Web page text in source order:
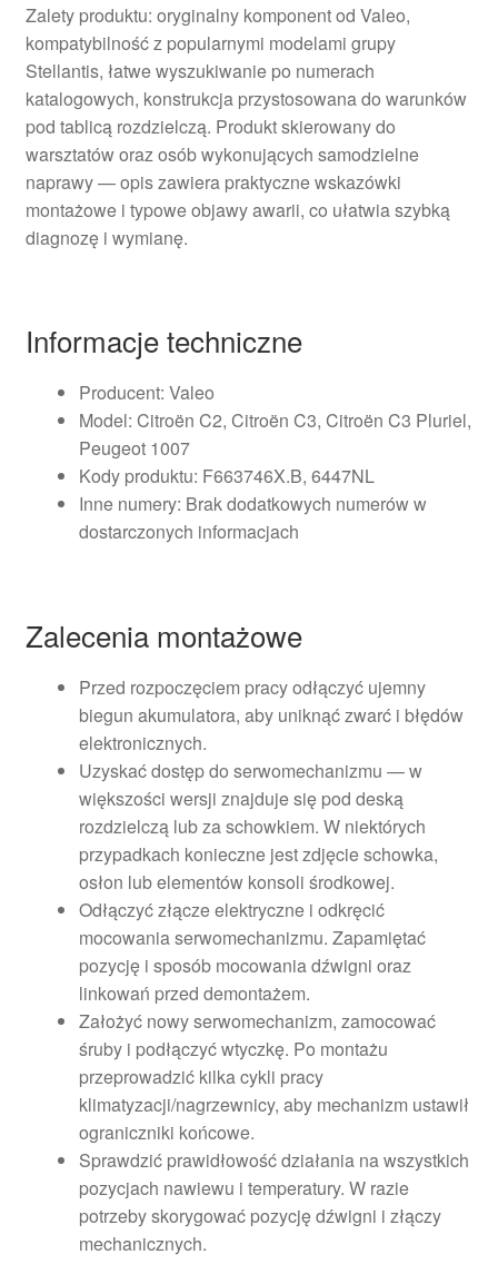
Zalety produktu: oryginalny komponent od Valeo,
kompatybilność z popularnymi modelami grupy
Stellantis, łatwe wyszukiwanie po numerach
katalogowych, konstrukcja przystosowana do warunków
pod tablicą rozdzielczą. Produkt skierowany do
warsztatów oraz osób wykonujących samodzielne
naprawy — opis zawiera praktyczne wskazówki
montażowe i typowe objawy awarii, co ułatwia szybką
diagnozę i wymianę.
Informacje techniczne
Producent: Valeo
Model: Citroën C2, Citroën C3, Citroën C3 Pluriel,
Peugeot 1007
Kody produktu: F663746X.B, 6447NL
Inne numery: Brak dodatkowych numerów w
dostarczonych informacjach
Zalecenia montażowe
Przed rozpoczęciem pracy odłączyć ujemny
biegun akumulatora, aby uniknąć zwarć i błędów
elektronicznych.
Uzyskać dostęp do serwomechanizmu — w
większości wersji znajduje się pod deską
rozdzielczą lub za schowkiem. W niektórych
przypadkach konieczne jest zdjęcie schowka,
osłon lub elementów konsoli środkowej.
Odłączyć złącze elektryczne i odkręcić
mocowania serwomechanizmu. Zapamiętać
pozycję i sposób mocowania dźwigni oraz
linkowań przed demontażem.
Założyć nowy serwomechanizm, zamocować
śruby i podłączyć wtyczkę. Po montażu
przeprowadzić kilka cykli pracy
klimatyzacji/nagrzewnicy, aby mechanizm ustawił
ograniczniki końcowe.
Sprawdzić prawidłowość działania na wszystkich
pozycjach nawiewu i temperatury. W razie
potrzeby skorygować pozycję dźwigni i złączy
mechanicznych.